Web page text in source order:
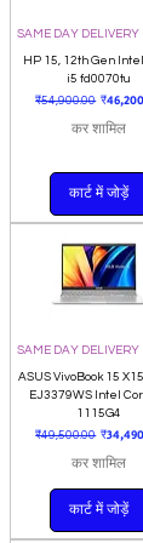
SAME DAY DELIVERY
HP 15, 12th Gen
i5 fd0070tu
नियमित मूल्य
₹54,900.00 बिक्री मूल्य
कर शामिल
कार्ट में जोड़ें
SAME DAY DELIVERY
ASUS VivoBook 15
EJ3379WS Intel
1115G4
नियमित मूल्य
₹49,500.00 बिक्री
कर शामिल
कार्ट में जोड़ें